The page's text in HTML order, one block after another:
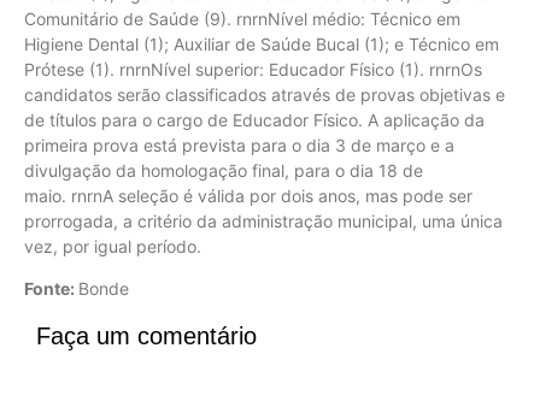
Comunitário de Saúde (9). rnrnNível médio: Técnico em
Higiene Dental (1); Auxiliar de Saúde Bucal (1); e Técnico em
Prótese (1). rnrnNível superior: Educador Físico (1). rnrnOs
candidatos serão classificados através de provas objetivas e
de títulos para o cargo de Educador Físico. A aplicação da
primeira prova está prevista para o dia 3 de março e a
divulgação da homologação final, para o dia 18 de
maio. rnrnA seleção é válida por dois anos, mas pode ser
prorrogada, a critério da administração municipal, uma única
vez, por igual período.
Fonte: Bonde
Faça um comentário